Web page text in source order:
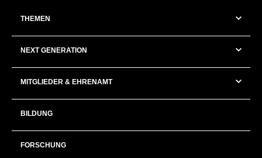
THEMEN
NEXT GENERATION
MITGLIEDER & EHRENAMT
BILDUNG
FORSCHUNG